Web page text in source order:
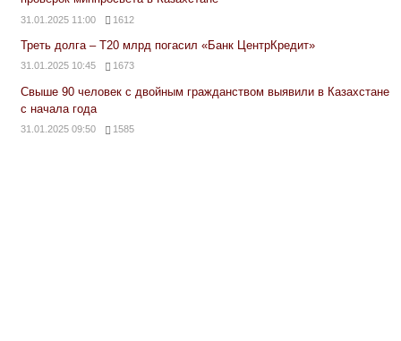
31.01.2025 11:00 1612
Треть долга – Т20 млрд погасил «Банк ЦентрКредит»
31.01.2025 10:45 1673
Свыше 90 человек с двойным гражданством выявили в Казахстане
с начала года
31.01.2025 09:50 1585